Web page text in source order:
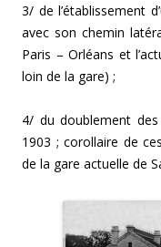
3/ de l’établissement
avec son chemin
Paris – Orléans et
loin de la gare) ;
4/ du doublement
1903 ; corollaire de
de la gare actuelle de